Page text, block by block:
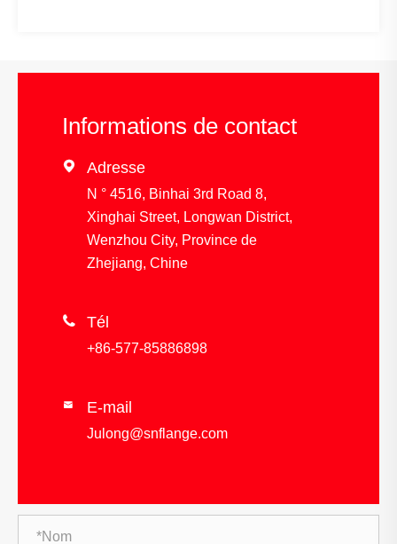
Informations de contact
 Adresse
N ° 4516, Binhai 3rd Road 8,
Xinghai Street, Longwan District,
Wenzhou City, Province de
Zhejiang, Chine
 Tél
+86-577-85886898
 E-mail
Julong@snflange.com